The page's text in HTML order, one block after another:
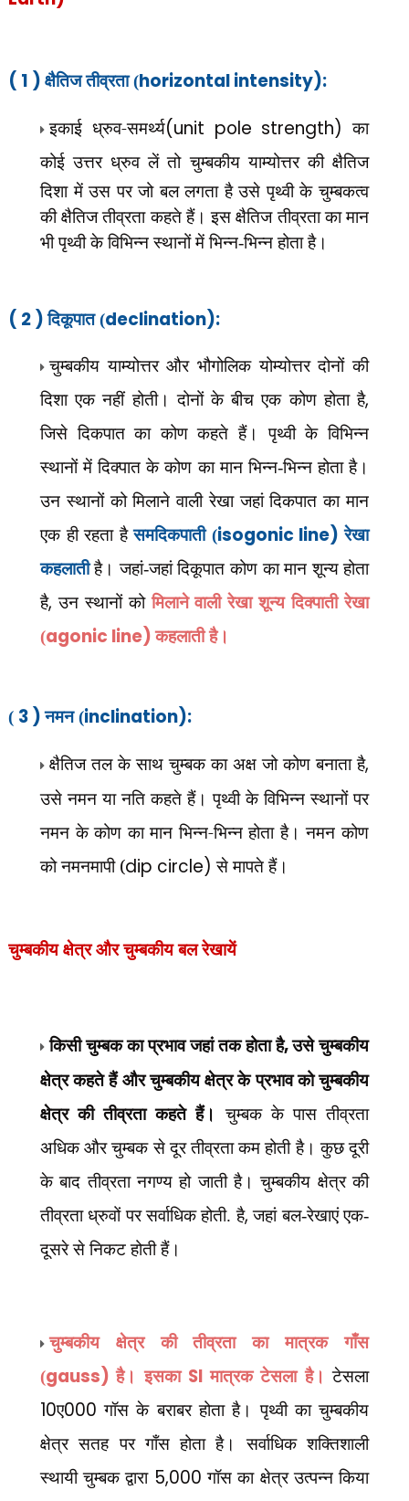
( 1 ) क्षैतिज तीव्रता (horizontal intensity):
इकाई ध्रुव-समर्थ्य(unit pole strength)का
कोई उत्तर ध्रुव लें तो चुम्बकीय याम्योत्तर कीक्षैतिज
दिशा में उस पर जो बल लगता है उसे पृथ्वी के चुम्बकत्व
की क्षैतिज तीव्रता कहते हैं। इस क्षैतिज तीव्रता का मान
भी पृथ्वी के विभिन्न स्थानों में भिन्न-भिन्न होता है।
( 2 )दिकूपात (declination):
चुम्बकीय याम्योत्तर और भौगोलिक योम्योत्तर दोनों की
दिशा एक नहीं होती। दोनों के बीच एक कोण होता है,
जिसे दिकपात का कोण कहते हैं। पृथ्वी के विभिन्न
स्थानों में दिक्पात के कोण का मान भिन्न-भिन्न होता है।
उन स्थानों को मिलाने वाली रेखा जहां दिकपात का मान
एक ही रहता हैसमदिकपाती (isogonic line)रेखा
कहलातीहै। जहां-जहां दिकूपात कोण का मान शून्य होता
है,उन स्थानों कोमिलाने वाली रेखा शून्य दिक्पाती रेखा
(agonic line)कहलाती है।
( 3 )नमन (inclination):
क्षैतिज तल के साथ चुम्बक का अक्ष जो कोण बनाता है,
उसे नमन या नति कहते हैं। पृथ्वी के विभिन्न स्थानों पर
नमन के कोण का मान भिन्न-भिन्न होता है। नमन कोण
को नमनमापी (dip circle)से मापते हैं।
चुम्बकीय क्षेत्र और चुम्बकीय बल रेखायें
किसी चुम्बक का प्रभाव जहां तक होता है,उसे चुम्बकीय
क्षेत्र कहते हैं और चुम्बकीय क्षेत्र के प्रभाव को चुम्बकीय
क्षेत्र की तीव्रता कहते हैं। चुम्बक के पास तीव्रता
अधिक और चुम्बक से दूर तीव्रता कम होती है। कुछ दूरी
के बाद तीव्रता नगण्य हो जाती है। चुम्बकीय क्षेत्र की
तीव्रता ध्रुवों पर सर्वाधिक होती. है,जहां बल-रेखाएं एक-
दूसरे से निकट होती हैं।
चुम्बकीय क्षेत्र की तीव्रता का मात्रक गाँस
(gauss)है। इसका SIमात्रक टेसला है। टेसला
10ए000 गॉस के बराबर होता है। पृथ्वी का चुम्बकीय
क्षेत्र सतह पर गाँस होता है। सर्वाधिक शक्तिशाली
स्थायी चुम्बक द्वारा 5,000 गॉस का क्षेत्र उत्पन्न किया